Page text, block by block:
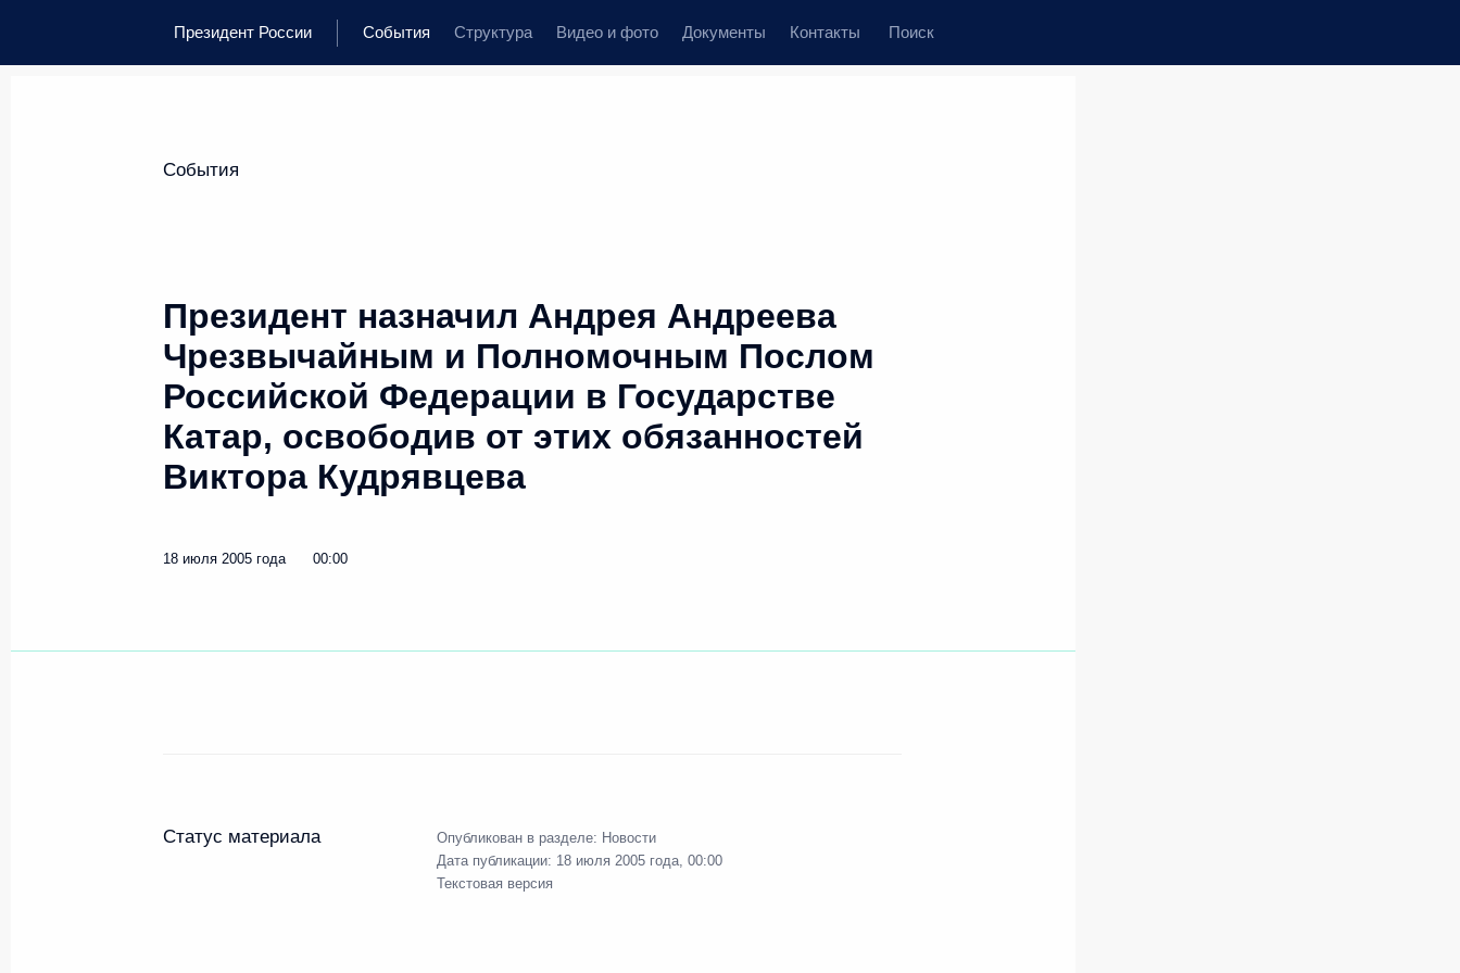
Президент России События Структура Видео и фото Документы Контакты Поиск
События
Президент назначил Андрея Андреева
Чрезвычайным и Полномочным Послом
Российской Федерации в Государстве
Катар, освободив от этих обязанностей
Виктора Кудрявцева
18 июля 2005 года 00:00
Статус материала Опубликован в разделе: Новости
Дата публикации: 18 июля 2005 года, 00:00
Текстовая версия